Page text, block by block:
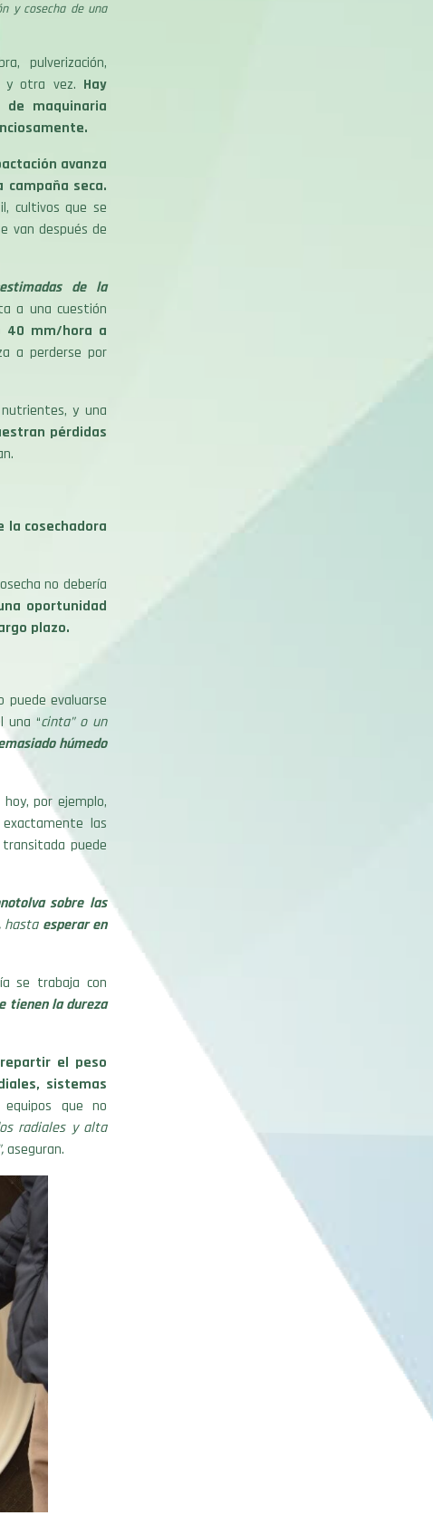
y cosecha de una
pulverización,
y otra vez. Hay
maquinaria
avanza
campaña seca.
cultivos que se
van después de
de la
a una cuestión
40 mm/hora a
a perderse por
y una
pérdidas
la cosechadora
no debería
oportunidad
plazo.
puede evaluarse
una “cinta” o un
húmedo
por ejemplo,
las
puede
sobre las
hasta esperar en
se trabaja con
tienen la dureza
el peso
sistemas
que no
radiales y alta
aseguran.